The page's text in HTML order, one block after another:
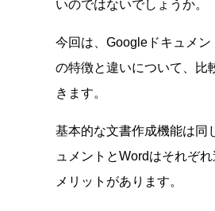
いのではないでしょうか。
今回は、Googleドキュメ
の特徴と違いについて、比
きます。
基本的な文書作成機能は同
ュメントとWordはそれぞ
メリットがあります。